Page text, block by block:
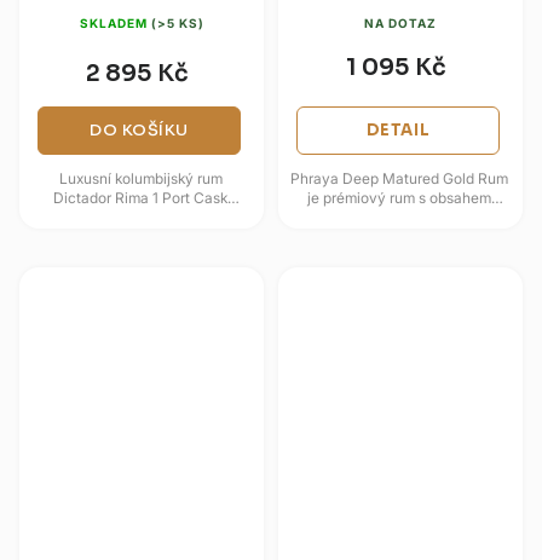
SKLADEM (>5 KS)
2 895 Kč
DO KOŠÍKU
Luxusní kolumbijský rum
Dictador Rima 1 Port Cask
NA DOTAZ
1 095 Kč
DETAIL
Phraya Deep Matured Gold Rum
je prémiový rum s obsahem